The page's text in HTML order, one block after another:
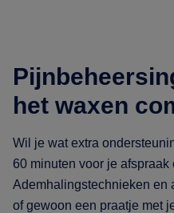
het waxen
Wil je wat extra
60 minuten voor je
Ademhalingstechnieken en
of gewoon een praatje met